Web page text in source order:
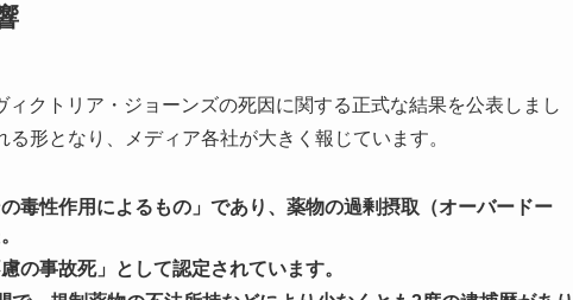
クトリア・ジョーンズの死因に関する正式な結果を公表しまし
形となり、メディア各社が大きく報じています。
毒性作用によるもの」であり、薬物の過剰摂取（オーバードー
の事故死」として認定されています。